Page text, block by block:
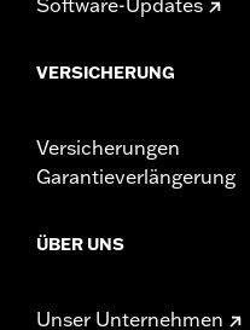
VERSICHERUNG
Versicherungen
Garantieverlängerung
ÜBER UNS
Unser Unternehmen